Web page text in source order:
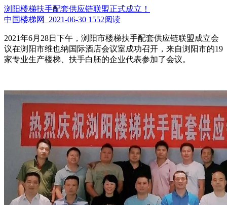
浏阳楼梯扶手配套供应链联盟正式成立！
中国楼梯网 2021-06-30 1552阅读
2021年6月28日下午，浏阳市楼梯扶手配套供应链联盟成立会
议在浏阳市维也纳国际酒店会议室成功召开，来自浏阳市的19
家专业生产楼梯、扶手白胚的企业代表参加了会议。